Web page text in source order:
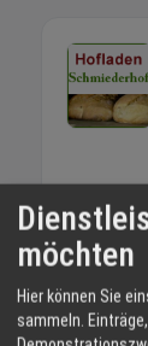
WEITERE
möchten
Hier können Sie
sammeln.